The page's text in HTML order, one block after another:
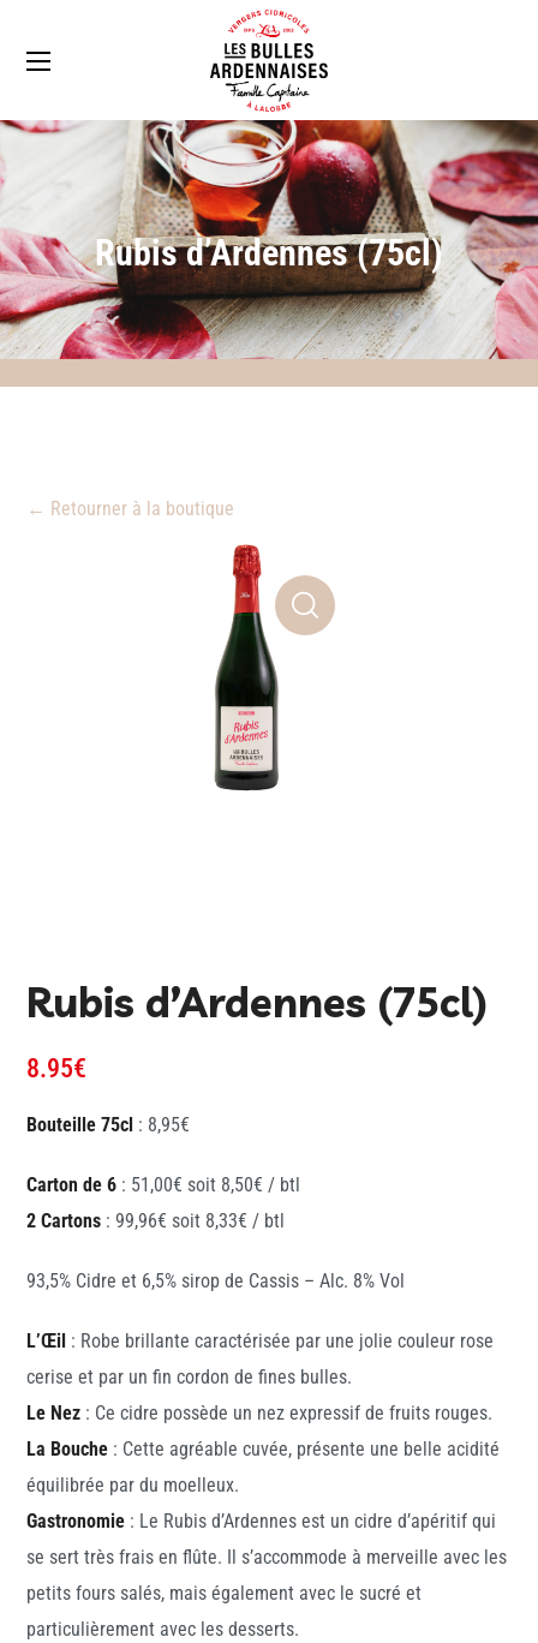
Rubis d’Ardennes (75cl)
← Retourner à la boutique
Rubis d’Ardennes (75cl)
8.95€
Bouteille 75cl : 8,95€
Carton de 6 : 51,00€ soit 8,50€ / btl
2 Cartons : 99,96€ soit 8,33€ / btl
93,5% Cidre et 6,5% sirop de Cassis – Alc. 8% Vol
L’Œil : Robe brillante caractérisée par une jolie couleur rose
cerise et par un fin cordon de fines bulles.
Le Nez : Ce cidre possède un nez expressif de fruits rouges.
La Bouche : Cette agréable cuvée, présente une belle acidité
équilibrée par du moelleux.
Gastronomie : Le Rubis d’Ardennes est un cidre d’apéritif qui
se sert très frais en flûte. Il s’accommode à merveille avec les
petits fours salés, mais également avec le sucré et
particulièrement avec les desserts.